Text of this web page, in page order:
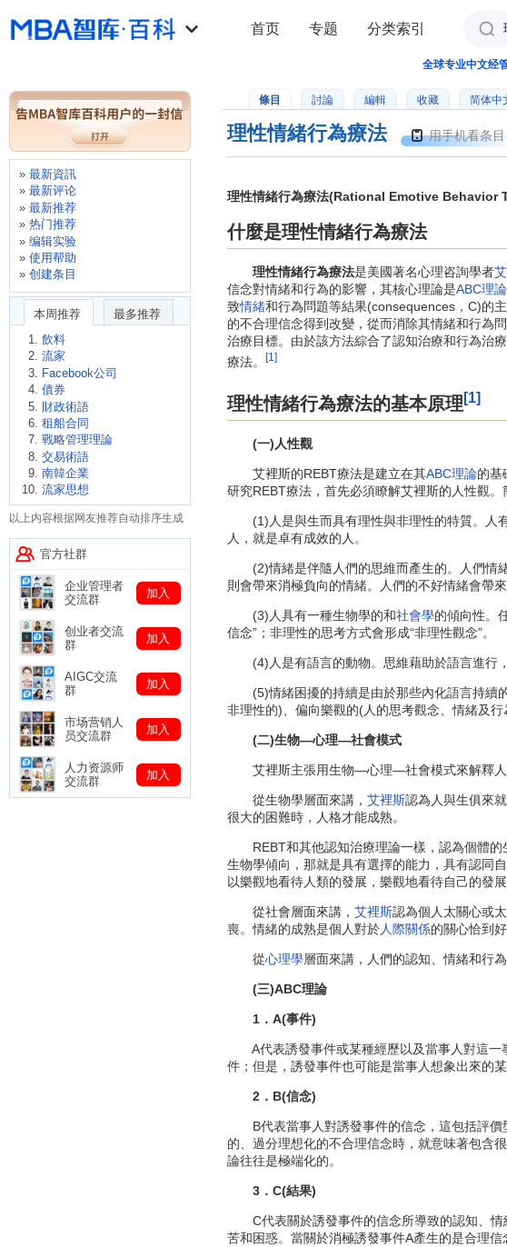
全球专业中文经
條目 討論 編輯 收藏 简体中
理性情緒行為療法 用手机看条目
理性情緒行為療法(Rational Emotive Behavior
什麼是理性情緒行為療法
理性情緒行為療法是美國著名心理咨詢學者
信念對情緒和行為的影響，其核心理論是ABC理論
致情緒和行為問題等結果(consequences，C)的
的不合理信念得到改變，從而消除其情緒和行為
治療目標。由於該方法綜合了認知治療和行為治
療法。
[1]
理性情緒行為療法的基本原理 [1]
(一)人性觀
艾裡斯的REBT療法是建立在其ABC理論的基
研究REBT療法，首先必須瞭解艾裡斯的人性觀
(1)人是與生而具有理性與非理性的特質。人
人，就是卓有成效的人。
(2)情緒是伴隨人們的思維而產生的。人們情緒
則會帶來消極負向的情緒。人們的不好情緒會帶
(3)人具有一種生物學的和社會學的傾向性。
信念”；非理性的思考方式會形成“非理性觀念”。
(4)人是有語言的動物。思維藉助於語言進行，
(5)情緒困擾的持續是由於那些內化語言持續
非理性的)、偏向樂觀的(人的思考觀念、情緒及
(二)生物—心理—社會模式
艾裡斯主張用生物—心理—社會模式來解釋人類
從生物學層面來講， 艾裡斯認為人與生俱來
很大的困難時，人格才能成熟。
REBT和其他認知治療理論一樣，認為個體的
生物學傾向，那就是具有選擇的能力，具有認同
以樂觀地看待人類的發展，樂觀地看待自己的發展
從社會層面來講， 艾裡斯認為個人太關心或
喪。情緒的成熟是個人對於人際關係的關心恰到
從心理學層面來講，人們的認知、情緒和行
(三)ABC理論
1．A(事件)
A代表誘發事件或某種經歷以及當事人對這一
件；但是，誘發事件也可能是當事人想象出來的
2．B(信念)
B代表當事人對誘發事件的信念，這包括評價
的、過分理想化的不合理信念時，就意味著包含很
論往往是極端化的。
3．C(結果)
C代表關於誘發事件的信念所導致的認知、情
苦和困惑。當關於消極誘發事件A產生的是合理
首页 专题 分类索引
最新資訊
最新评论
最新推荐
热门推荐
编辑实验
使用帮助
创建条目
本周推荐
最多推荐
飲料
流家
Facebook公司
債券
財政術語
租船合同
戰略管理理論
交易術語
南韓企業
流家思想
以上内容根据网友推荐自动排序生成
官方社群
企业管理者
交流群
加入
创业者交流
群
加入
AIGC交流
群
加入
市场营销人
员交流群
加入
人力资源师
交流群
加入